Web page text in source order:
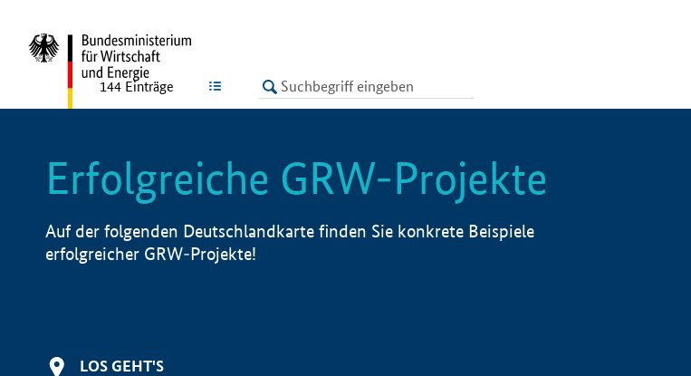
LISTE
144 Einträge
Erfolgreiche GRW-Projekte
Auf der folgenden Deutschlandkarte finden Sie konkrete Beispiele
erfolgreicher GRW-Projekte!
LOS GEHT'S